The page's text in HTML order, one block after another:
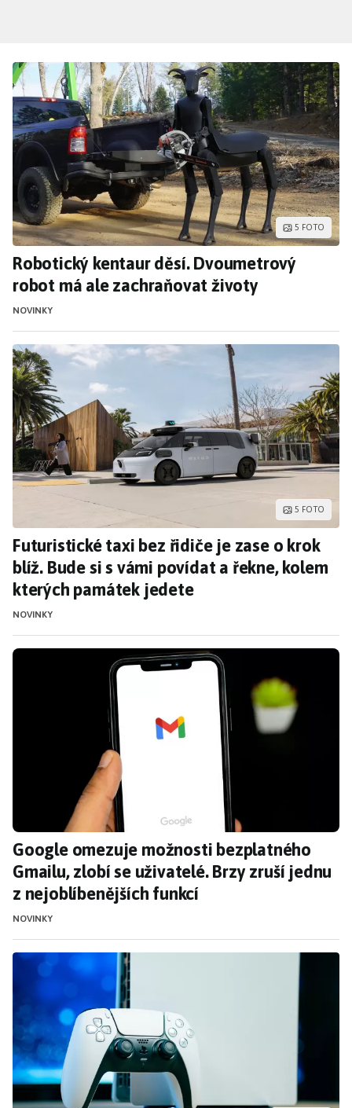
obsahu
Robotický kentaur děsí. Dvoumetrový
5 FOTO
Robotický kentaur děsí. Dvoumetrový
robot má ale zachraňovat životy
NOVINKY
Futuristické taxi bez řidiče je zase o krok
5 FOTO
Futuristické taxi bez řidiče je zase o krok
blíž. Bude si s vámi povídat a řekne, kolem
kterých památek jedete
NOVINKY
Google omezuje možnosti bezplatného
Google omezuje možnosti bezplatného
Gmailu, zlobí se uživatelé. Brzy zruší jednu
z nejoblíbenějších funkcí
NOVINKY
GTA 6 může zvýšit zájem o PS5. Konzolí